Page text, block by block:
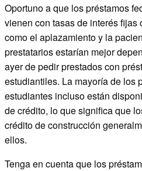
Oportuno a que los préstamos
vienen con tasas de interés
como el aplazamiento y la
prestatarios estarían mejor
ayer de pedir prestados con
estudiantiles. La mayoría de los
estudiantes incluso están
de crédito, lo que significa que
crédito de construcción
ellos.
Tenga en cuenta que los